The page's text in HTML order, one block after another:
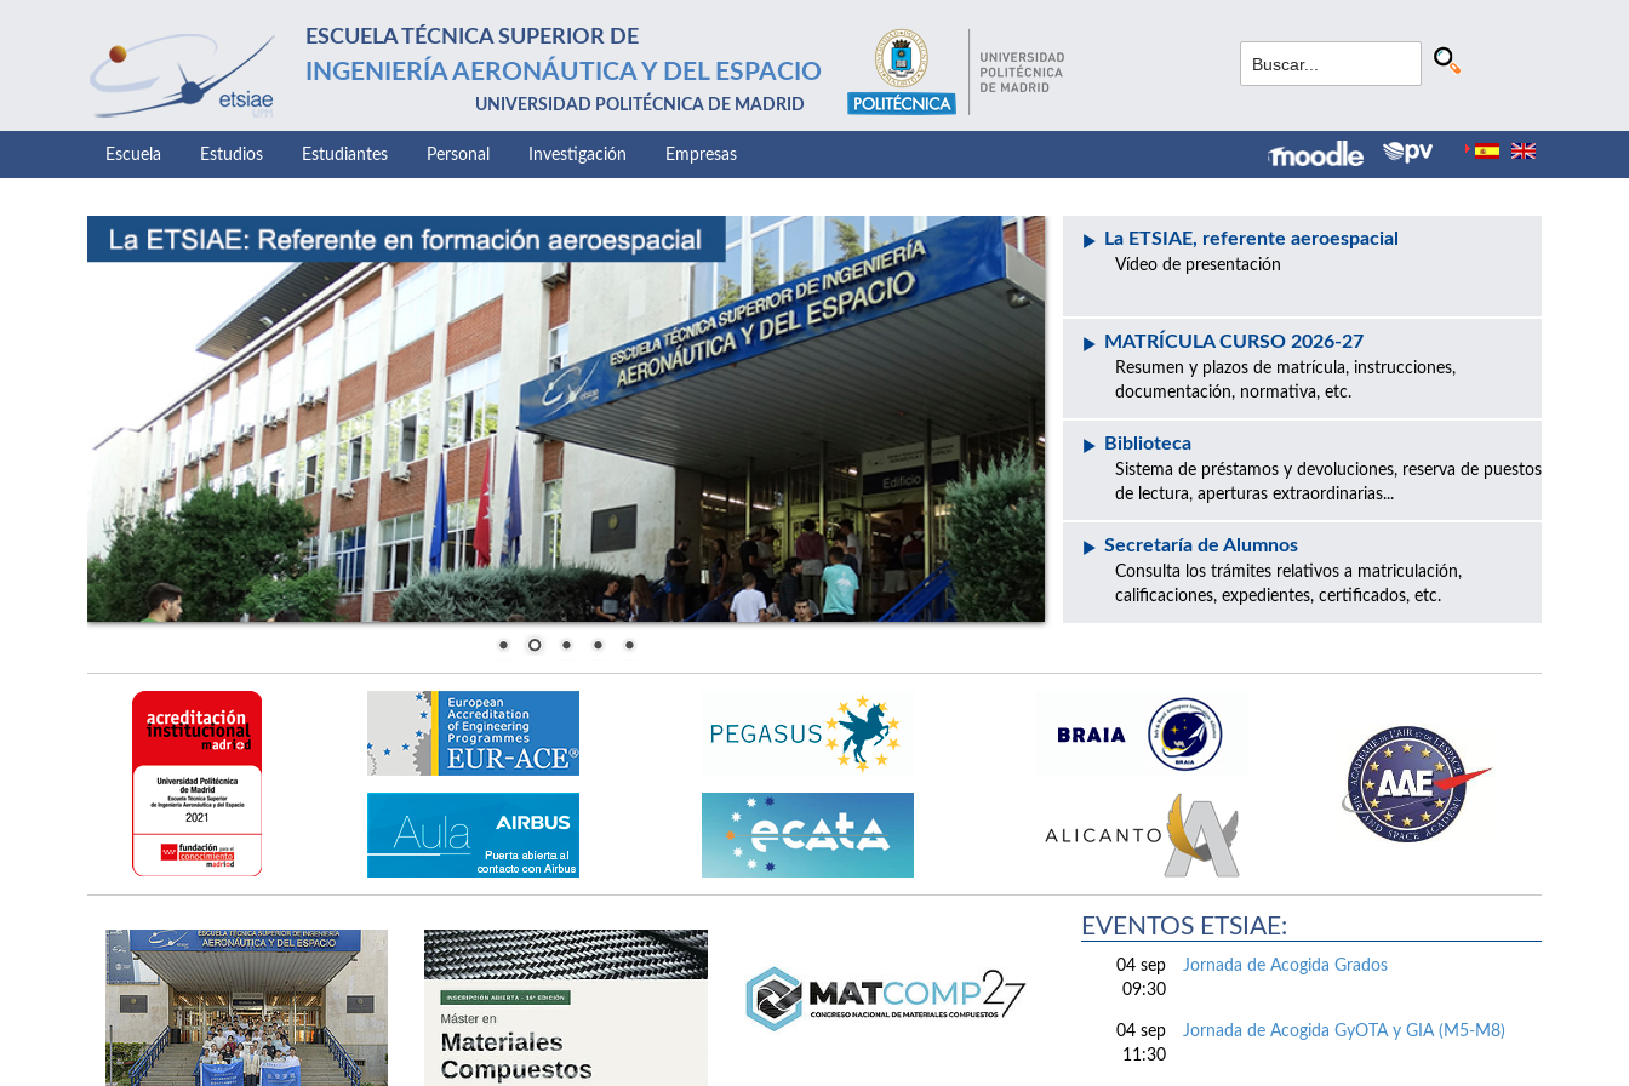
ESCUELA TÉCNICA SUPERIOR DE
INGENIERÍA AERONÁUTICA Y DEL ESPACIO
UNIVERSIDAD POLITÉCNICA DE MADRID
Escuela Estudios Estudiantes Personal Investigación Empresas
La ETSIAE, referente aeroespacial
Vídeo de presentación
MATRÍCULA CURSO 2026-27
Resumen y plazos de matrícula, instrucciones,
documentación, normativa, etc.
Biblioteca
Sistema de préstamos y devoluciones, reserva de puestos
de lectura, aperturas extraordinarias...
Secretaría de Alumnos
Consulta los trámites relativos a matriculación,
calificaciones, expedientes, certificados, etc.
EVENTOS ETSIAE:
04 sep
09:30
Jornada de Acogida Grados
04 sep
11:30
Jornada de Acogida GyOTA y GIA (M5-M8)